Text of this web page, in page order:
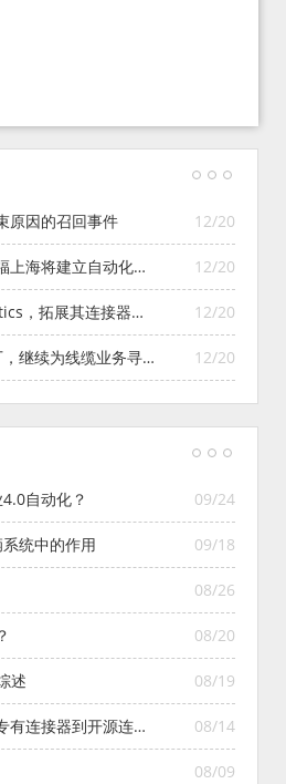
12/20
原因的召回事件
12/20
上海将建立自动化智
12/20
，拓展其连接器系
12/20
继续为线缆业务寻找
09/24
自动化？
09/18
统中的作用
08/26
08/20
08/19
述
08/14
有连接器到开源连接
08/09